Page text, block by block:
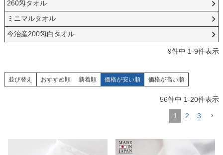
260匁タオル
ミニマルタオル
今治産200匁白タオル
9件中 1-9件表示
並び替え おすすめ順 新着順 価格が安い順 価格が高い順
56件中 1-20件表示
1 2 3